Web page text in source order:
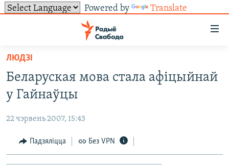
Powered by Translate
ўнівэрсальнага
доступу
Перайсьці
да
галоўнага
Перайсьці
УСЕ НАВІНЫ
ЛЮДЗІ
ПАЛІТЫКА
ТОЛЬКІ НА СВАБОДЗЕ
БЛОГІ
ГІСТОРЫЯ НА СВАБОДЗЕ
АБЫСЬЦІ БЛЯКАВАНЬНЕ
ПАДЗЯЛІЦЦА ІНФАРМАЦЫЯЙ
ПАДПІСАЦЦА
RSS
ЛЮДЗІ
Беларуская мова стала афіцыйнай
у Гайнаўцы
22 чэрвень 2007, 15:43
Падзяліцца Без VPN